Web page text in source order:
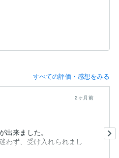
すべての評価・感想をみる
2ヶ月前
来ました。
わず、受け入れられまし